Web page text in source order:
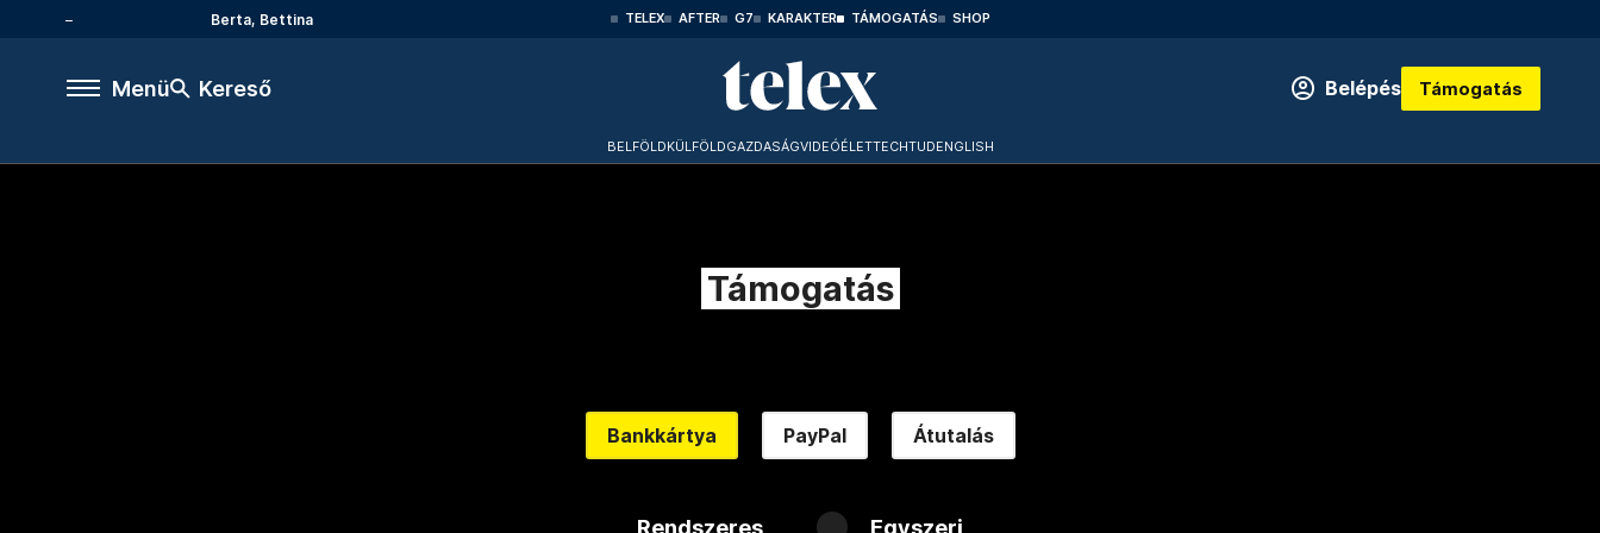
Berta, Bettina TELEX AFTER G7 KARAKTER TÁMOGATÁS SHOP
Menü Kereső Belépés Támogatás
BELFÖLDKÜLFÖLDGAZDASÁGVIDEÓÉLETTECHTUDENGLISH
Támogatás
Bankkártya PayPal Átutalás
Rendszeres Egyszeri